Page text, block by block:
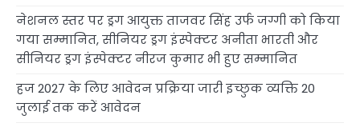
नेशनल स्तर पर ड्रग आयुक्त ताजवर सिंह उर्फ जग्गी को किया
गया सम्मानित, सीनियर ड्रग इंस्पेक्टर अनीता भारती और
सीनियर ड्रग इंस्पेक्टर नीरज कुमार भी हुए सम्मानित
हज 2027 के लिए आवेदन प्रक्रिया जारी इच्छुक व्यक्ति 20
जुलाई तक करें आवेदन